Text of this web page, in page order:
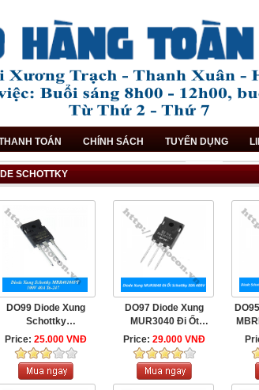
TOÁN CHÍNH SÁCH TUYỂN DỤNG
SCHOTTKY
DO99 Diode Xung
Schottky
MBR40100PT 100V
40A To-247
Price: 25.000 VNĐ
DO97 Diode Xung
MUR3040 Đi Ốt
Schottky 30A 400V
Price: 29.000 VNĐ